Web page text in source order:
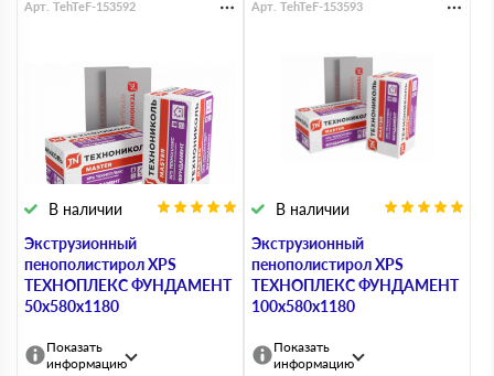
Экструзионный
пенополистирол XPS
ТЕХНОПЛЕКС ФУНДАМЕНТ
50х580х1180
В наличии
Арт. TehTeF-153592
Показать
информацию
Экструзионный
пенополистирол XPS
ТЕХНОПЛЕКС ФУНДАМЕНТ
100х580х1180
В наличии
Арт. TehTeF-153593
Показать
информацию